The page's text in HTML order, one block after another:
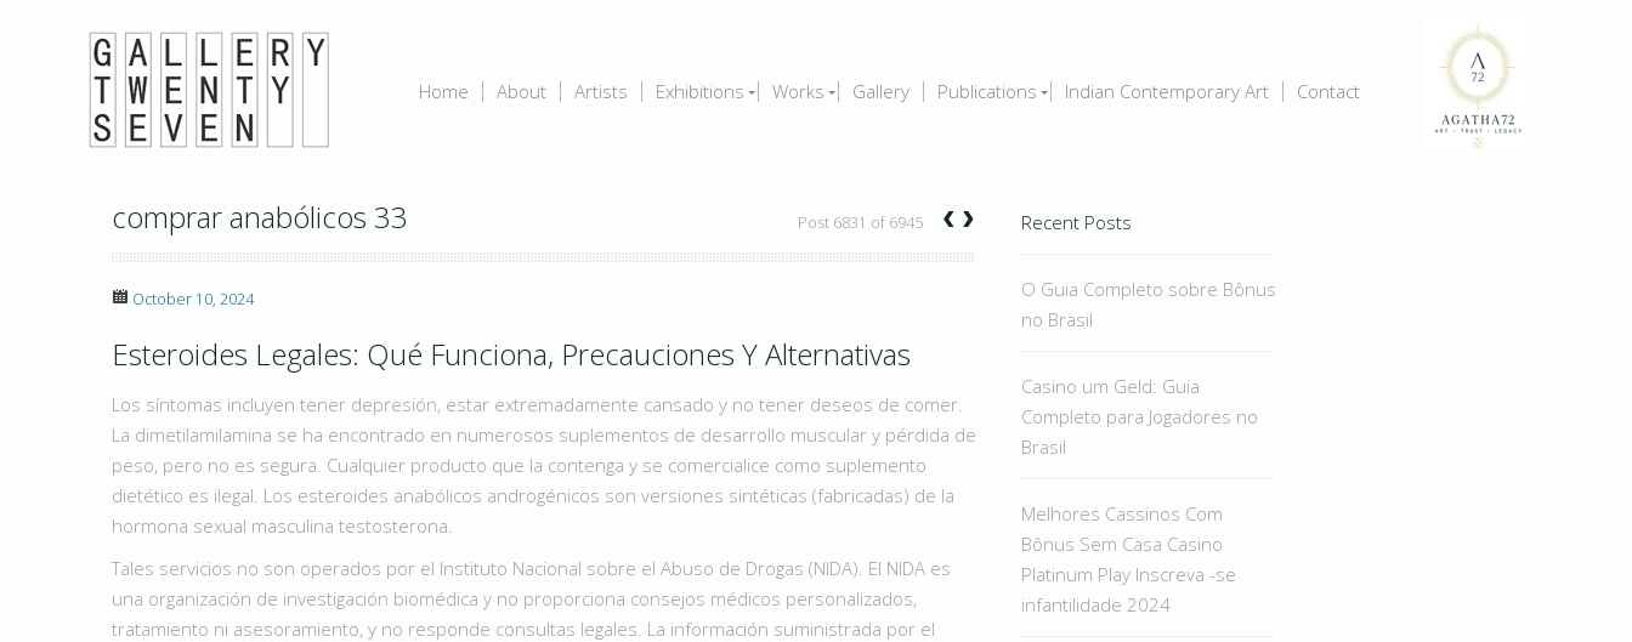
Home About Artists Exhibitions Works Gallery Publications Indian Contemporary Art Contact
comprar anabólicos 33 Post 6831 of 6945 ‹›
October 10, 2024
Esteroides Legales: Qué Funciona, Precauciones Y Alternativas
Los síntomas incluyen tener depresión, estar extremadamente cansado y no tener deseos de comer.
La dimetilamilamina se ha encontrado en numerosos suplementos de desarrollo muscular y pérdida de
peso, pero no es segura. Cualquier producto que la contenga y se comercialice como suplemento
dietético es ilegal. Los esteroides anabólicos androgénicos son versiones sintéticas (fabricadas) de la
hormona sexual masculina testosterona.
Tales servicios no son operados por el Instituto Nacional sobre el Abuso de Drogas (NIDA). El NIDA es
una organización de investigación biomédica y no proporciona consejos médicos personalizados,
tratamiento ni asesoramiento, y no responde consultas legales. La información suministrada por el
Recent Posts
O Guia Completo sobre Bônus
no Brasil
Casino um Geld: Guia
Completo para Jogadores no
Brasil
Melhores Cassinos Com
Bônus Sem Casa Casino
Platinum Play Inscreva -se
infantilidade 2024